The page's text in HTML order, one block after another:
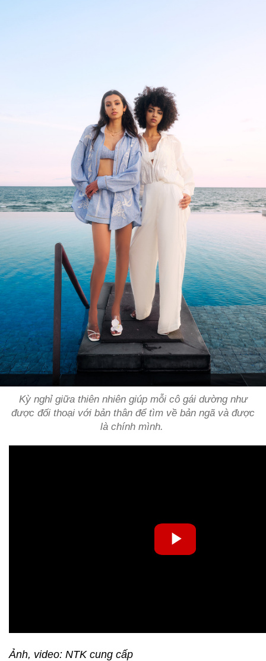
Kỳ nghỉ giữa thiên nhiên giúp mỗi cô gái dường như
được đối thoại với bản thân để tìm về bản ngã và được
là chính mình.
Ảnh, video: NTK cung cấp